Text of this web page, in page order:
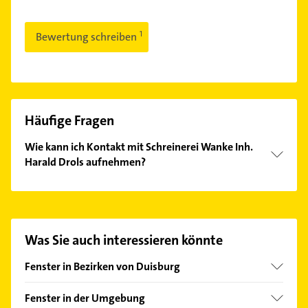
Bewertung schreiben
Häufige Fragen
Wie kann ich Kontakt mit Schreinerei Wanke Inh.
Harald Drols aufnehmen?
Hier finden Sie alleKontaktdaten
Was Sie auch interessieren könnte
Fenster in Bezirken von Duisburg
Bezirk Duisburg-Mitte
Fenster in der Umgebung